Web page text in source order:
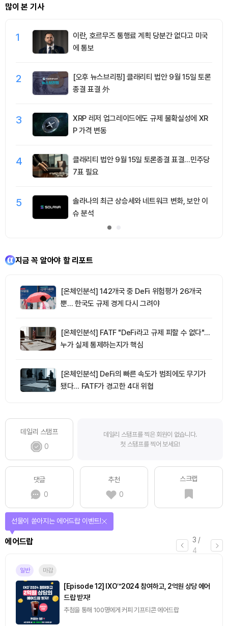
많이 본 기사
1
이란, 호르무즈 통행료 계획 당분간 없다고 미국
에 통보
2
[오후 뉴스브리핑] 클래리티 법안 9월 15일 토론
종결 표결 外
3
XRP 레저 업그레이드에도 규제 불확실성에 XR
P 가격 변동
4
클래리티 법안 9월 15일 토론종결 표결…민주당
7표 필요
5
솔라나의 최근 상승세와 네트워크 변화, 보안 이
슈 분석
지금 꼭 알아야 할 리포트
[온체인분석] 142개국 중 DeFi 위험평가 26개국
뿐… 한국도 규제 경계 다시 그려야
[온체인분석] FATF "DeFi라고 규제 피할 수 없다"…
누가 실제 통제하는지가 핵심
[온체인분석] DeFi의 빠른 속도가 범죄에도 무기가
됐다… FATF가 경고한 4대 위협
데일리 스탬프
0
데일리 스탬프를 찍은 회원이 없습니다.
첫 스탬프를 찍어 보세요!
댓글
0
추천
0
스크랩
3 /
4
에어드랍
선물이 쏟아지는 에어드랍 이벤트!
일반 마감
[Episode 12] IXO™2024 참여하고, 2억원 상당 에어
드랍 받자!
추첨을 통해 100명에게 커피 기프티콘 에어드랍